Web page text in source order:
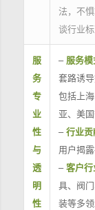
法，不
谈行业
服
务
专
业
性
与
透
明
性
– 服务
套路诱
包括上
亚、美国
–行业贡
用户揭
–客户
具、阀
装等多领